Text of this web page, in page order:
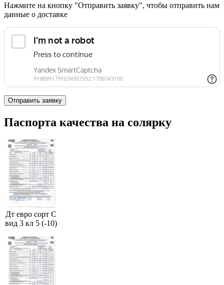
Нажмите на кнопку "Отправить заявку", чтобы отправить нам
данные о доставке
Паспорта качества на солярку
Дт евро сорт С
вид 3 кл 5 (-10)